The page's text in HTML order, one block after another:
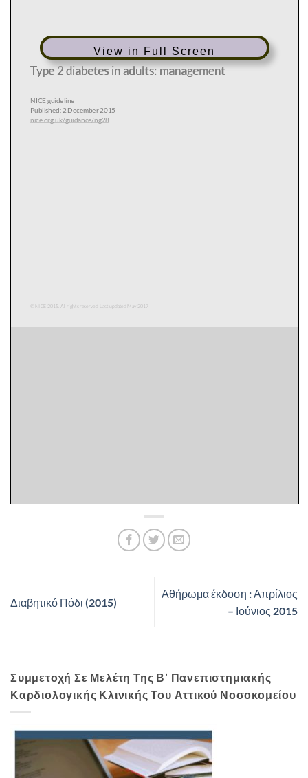
View in Full Screen
Διαβητικό Πόδι (2015)
Αθήρωμα έκδοση : Απρίλιος
– Ιούνιος 2015
Συμμετοχή Σε Μελέτη Της Β’ Πανεπιστημιακής
Καρδιολογικής Κλινικής Του Αττικού Νοσοκομείου